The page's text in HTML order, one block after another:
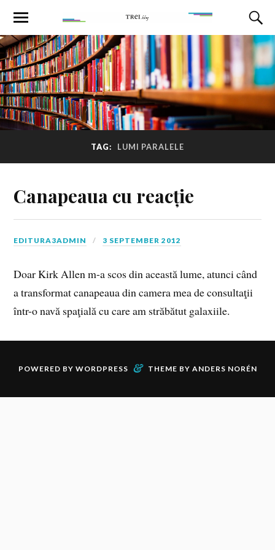
TAG: LUMI PARALELE
Canapeaua cu reacție
EDITURA3ADMIN 3 SEPTEMBER 2012
Doar Kirk Allen m-a scos din această lume, atunci când
a transformat canapeaua din camera mea de consultaţii
într-o navă spaţială cu care am străbătut galaxiile.
POWERED BY WORDPRESS & THEME BY ANDERS NORÉN